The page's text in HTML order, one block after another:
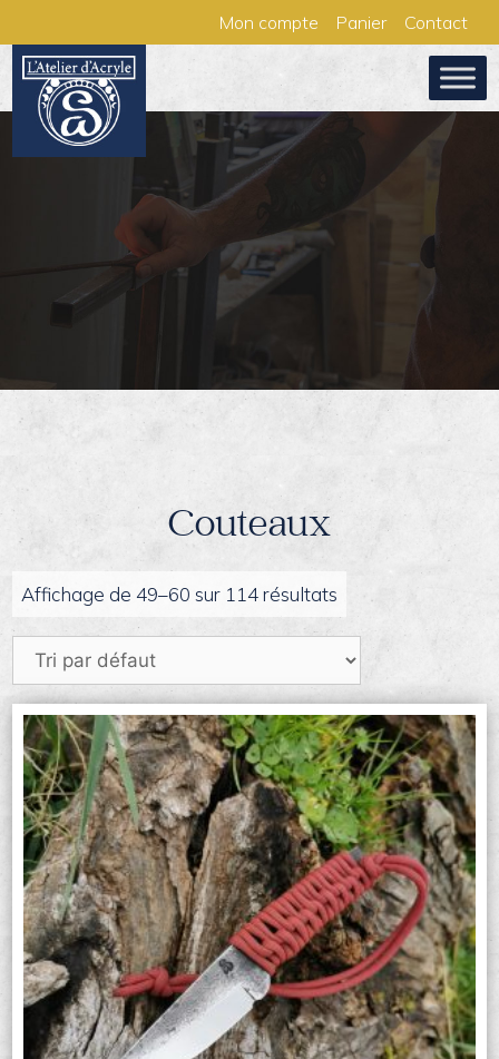
au
contenu
Mon compte Panier Contact
Couteaux
Affichage de 49–60 sur 114 résultats
Panneau de gestion des cookies